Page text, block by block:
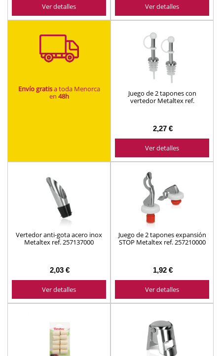
Ver detalles Ver detalles
Envío gratisa toda Menorca
en 48h
Juego de 2 tapones con
vertedor Metaltex ref.
2,27 €
Ver detalles
Vertedor anti-gota acero inox
Metaltex ref. 257137000
2,03 €
Ver detalles
Juego de 2 tapones expansión
STOP Metaltex ref. 257210000
1,92 €
Ver detalles